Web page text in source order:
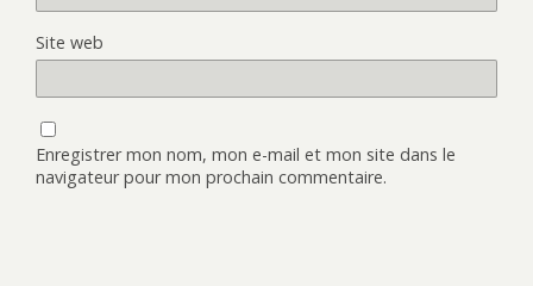
Site web
Enregistrer mon nom, mon e-mail et mon site dans le
navigateur pour mon prochain commentaire.